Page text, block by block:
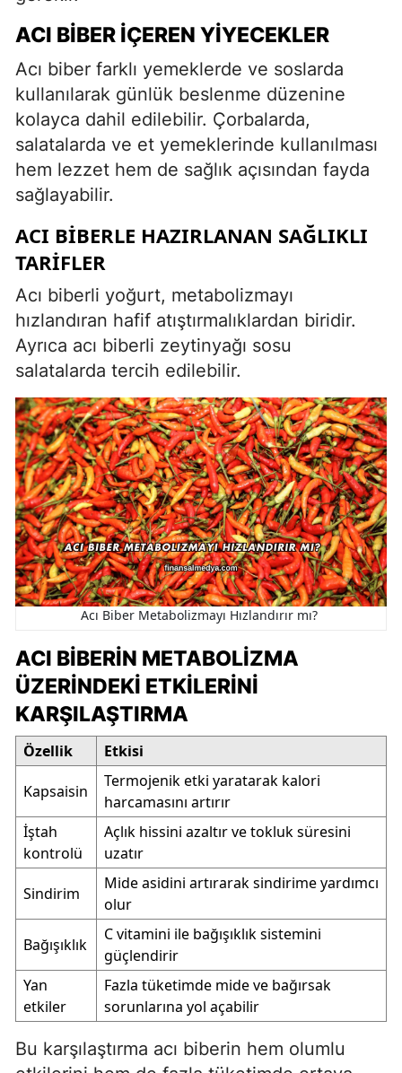
ACI BIBER İÇEREN YIYECEKLER
Acı biber farklı yemeklerde ve soslarda
kullanılarak günlük beslenme düzenine
kolayca dahil edilebilir. Çorbalarda,
salatalarda ve et yemeklerinde kullanılması
hem lezzet hem de sağlık açısından fayda
sağlayabilir.
ACI BIBERLE HAZIRLANAN SAĞLIKLI
TARIFLER
Acı biberli yoğurt, metabolizmayı
hızlandıran hafif atıştırmalıklardan biridir.
Ayrıca acı biberli zeytinyağı sosu
salatalarda tercih edilebilir.
Acı Biber Metabolizmayı Hızlandırır mı?
ACI BIBERIN METABOLIZMA
ÜZERINDEKI ETKILERINI
KARŞILAŞTIRMA
Özellik Etkisi
Kapsaisin
Termojenik etki yaratarak kalori
harcamasını artırır
İştah
kontrolü
Açlık hissini azaltır ve tokluk süresini
uzatır
Sindirim
Mide asidini artırarak sindirime yardımcı
olur
Bağışıklık
C vitamini ile bağışıklık sistemini
güçlendirir
Yan
etkiler
Fazla tüketimde mide ve bağırsak
sorunlarına yol açabilir
Bu karşılaştırma acı biberin hem olumlu